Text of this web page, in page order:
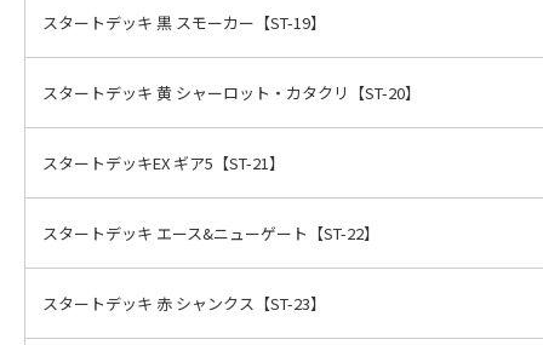
スタートデッキ 黒 スモーカー【ST-19】
スタートデッキ 黄 シャーロット・カタクリ【ST-20】
スタートデッキEX ギア5【ST-21】
スタートデッキ エース&ニューゲート【ST-22】
スタートデッキ 赤 シャンクス【ST-23】